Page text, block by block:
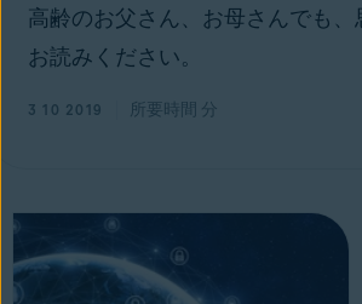
高齢のお父さん、お母さんでも
お読みください。
3 10 2019 所要時間 分